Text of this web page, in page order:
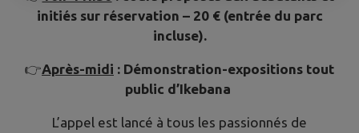
initiés sur réservation – 20 € (entrée du parc
incluse).
👉Après-midi : Démonstration-expositions tout
public d’Ikebana
L’appel est lancé à tous les passionnés de